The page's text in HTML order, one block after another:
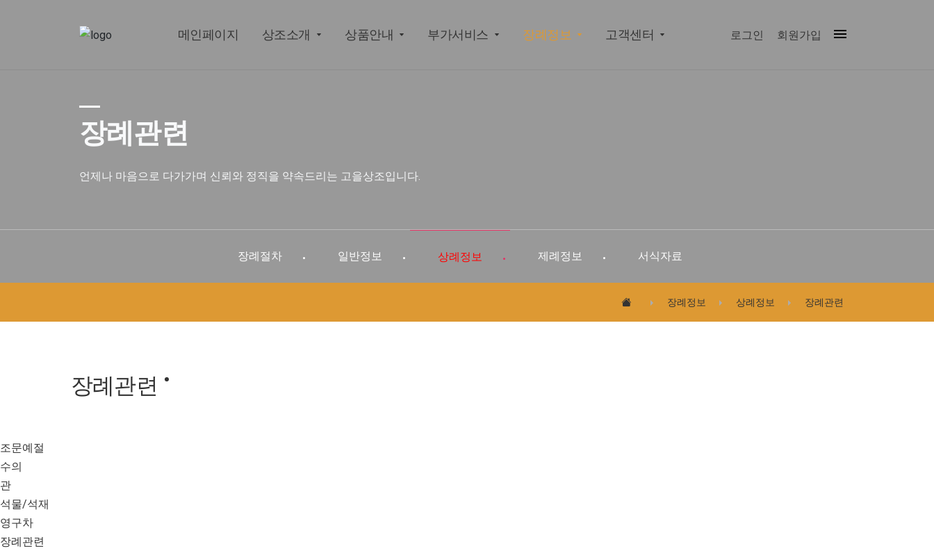
메인페이지 상조소개 상품안내 부가서비스 장례정보 고객센터 로그인 회원가입
장례관련
언제나 마음으로 다가가며 신뢰와 정직을 약속드리는 고을상조입니다.
장례절차 일반정보 상례정보 제례정보 서식자료
장례정보 상례정보 장례관련
장례관련
조문예절
수의
관
석물/석재
영구차
장례관련